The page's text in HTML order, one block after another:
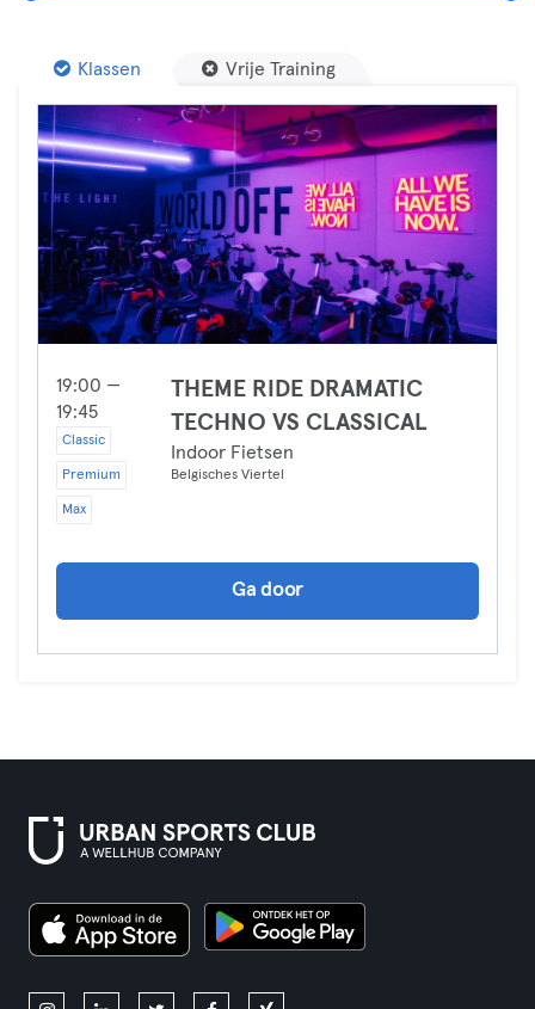
Klassen Vrije Training
19:00 —
19:45
Classic
Premium
Max
THEME RIDE DRAMATIC
TECHNO VS CLASSICAL
Indoor Fietsen
Belgisches Viertel
Ga door